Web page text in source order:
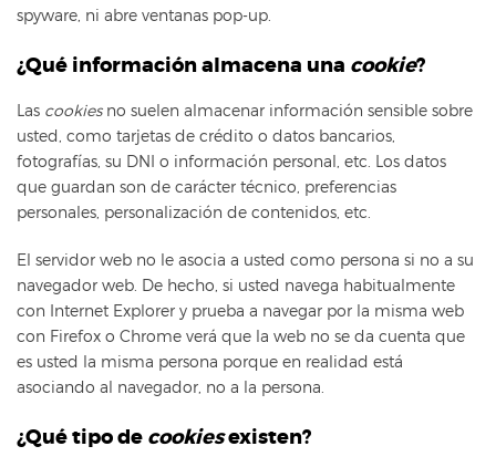
spyware, ni abre ventanas pop-up.
¿Qué información almacena una cookie?
Las cookiesno suelen almacenar información sensible sobre
usted, como tarjetas de crédito o datos bancarios,
fotografías, su DNI o información personal, etc. Los datos
que guardan son de carácter técnico, preferencias
personales, personalización de contenidos, etc.
El servidor web no le asocia a usted como persona si no a su
navegador web. De hecho, si usted navega habitualmente
con Internet Explorer y prueba a navegar por la misma web
con Firefox o Chrome verá que la web no se da cuenta que
es usted la misma persona porque en realidad está
asociando al navegador, no a la persona.
¿Qué tipo de cookiesexisten?